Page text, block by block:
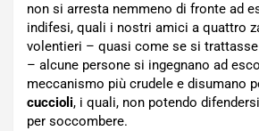
non si arresta nemmeno di fronte ad
indifesi, quali i nostri amici a quattro
volentieri – quasi come se si
– alcune persone si ingegnano ad
meccanismo più crudele e disumano
cuccioli, i quali, non potendo
per soccombere.